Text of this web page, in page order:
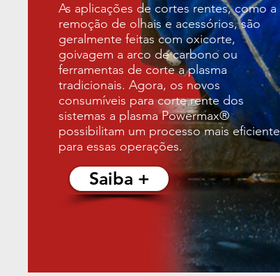
As aplicações de cortes rentes, como a
remoção de olhais e acessórios, são
geralmente feitas com oxicorte,
goivagem a arco de carbono ou
ferramentas de corte a plasma
tradicionais. Agora, os novos
consumíveis para corte rente dos
sistemas a plasma Powermax®
possibilitam um processo mais eficiente
para essas operações.
Saiba +